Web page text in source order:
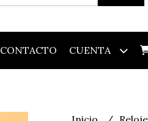
CONTACTO CUENTA